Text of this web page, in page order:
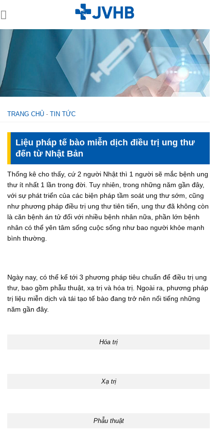
to
content
TRANG CHỦ - TIN TỨC
Liệu pháp tế bào miễn dịch điều trị ung thư
đến từ Nhật Bản
Thống kê cho thấy, cứ 2 người Nhật thì 1 người sẽ mắc bệnh ung
thư ít nhất 1 lần trong đời. Tuy nhiên, trong những năm gần đây,
với sự phát triển của các biện pháp tầm soát ung thư sớm, cũng
như phương pháp điều trị ung thư tiên tiến, ung thư đã không còn
là căn bệnh án tử đối với nhiều bệnh nhân nữa, phần lớn bệnh
nhân có thể yên tâm sống cuộc sống như bao người khỏe mạnh
bình thường.
Ngày nay, có thể kể tới 3 phương pháp tiêu chuẩn để điều trị ung
thư, bao gồm phẫu thuật, xạ trị và hóa trị. Ngoài ra, phương pháp
trị liệu miễn dịch và tái tạo tế bào đang trở nên nổi tiếng những
năm gần đây.
Hóa trị
Xạ trị
Phẫu thuật